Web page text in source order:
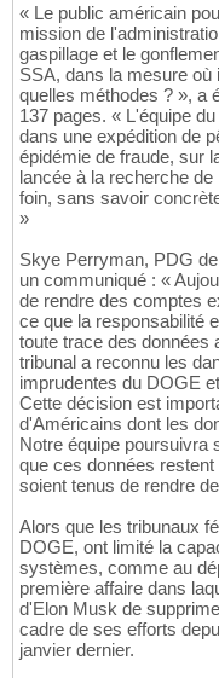
« Le public américain
mission de
gaspillage et le
SSA, dans la mesure
quelles méthodes ? », a
137 pages. « L'équipe
dans une expédition de
épidémie de fraude, sur
lancée à la recherche
foin, sans savoir
»
Skye Perryman, PDG
un communiqué : «
de rendre des comptes
ce que la responsabilité
toute trace des données
tribunal a reconnu les
imprudentes du DOGE
Cette décision est
d'Américains dont les
Notre équipe poursuivra
que ces données
soient tenus de rendre
Alors que les tribunaux
DOGE, ont limité la
systèmes, comme au
première affaire dans
d'Elon Musk de
cadre de ses efforts
janvier dernier.